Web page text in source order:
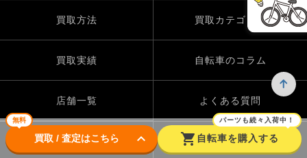
無料
買取 / 査定はこちら keyboard_arrow_down shopping_cart
パーツも続々入荷中！
自転車を購入する
買取方法 買取カテゴリー
買取実績 自転車のコラム
店舗一覧 よくある質問
Instagram X